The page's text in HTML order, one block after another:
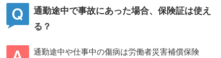
通勤途中で事故にあった場合、保険証は使え
る？
通勤途中や仕事中の傷病は労働者災害補償保険